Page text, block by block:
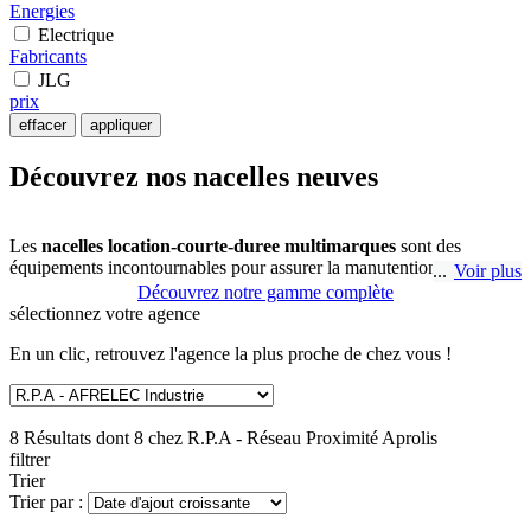
Energies
Electrique
Fabricants
JLG
prix
effacer appliquer
Découvrez nos nacelles neuves
Les nacelles location-courte-duree multimarques sont des
équipements incontournables pour assurer la manutention en hauteur
dans de nombreux secteurs tels que l'industrie, la logistique ou la
construction. Elles permettent de travailler en toute sécurité tout en
Aprolis à SAINTE CATHERINE LES ARRAS, nous mettons à
duree, adaptées aux différentes applications professionnelles.
Pourquoi utiliser des nacelles location-
courte-duree ?
Voir plus
Découvrez notre gamme complète
sélectionnez votre agence
En un clic, retrouvez l'agence la plus proche de chez vous !
8 Résultats dont 8 chez R.P.A - Réseau Proximité Aprolis
filtrer
Trier
Trier par :